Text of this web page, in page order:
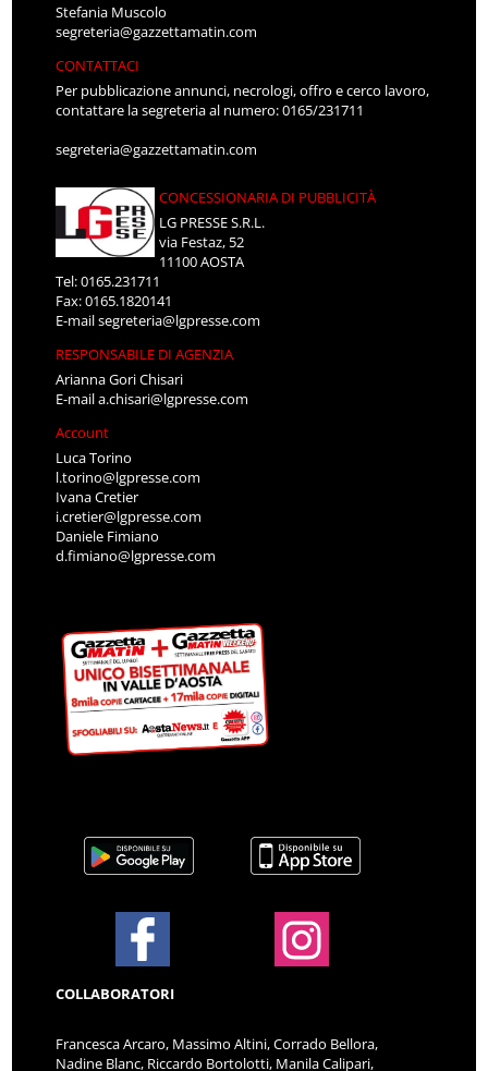
Stefania Muscolo
segreteria@gazzettamatin.com
CONTATTACI
Per pubblicazione annunci, necrologi, offro e cerco lavoro,
contattare la segreteria al numero: 0165/231711
segreteria@gazzettamatin.com
CONCESSIONARIA DI PUBBLICITÀ
LG PRESSE S.R.L.
via Festaz, 52
11100 AOSTA
Tel: 0165.231711
Fax: 0165.1820141
E-mailsegreteria@lgpresse.com
RESPONSABILE DI AGENZIA
Arianna Gori Chisari
E-maila.chisari@lgpresse.com
Account
Luca Torino
l.torino@lgpresse.com
Ivana Cretier
i.cretier@lgpresse.com
Daniele Fimiano
d.fimiano@lgpresse.com
COLLABORATORI
Francesca Arcaro, Massimo Altini, Corrado Bellora,
Nadine Blanc, Riccardo Bortolotti, Manila Calipari,